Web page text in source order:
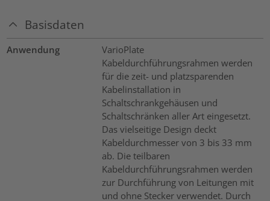
Basisdaten
Anwendung
VarioPlate
Kabeldurchführungsrahmen werden
für die zeit- und platzsparenden
Kabelinstallation in
Schaltschrankgehäusen und
Schaltschränken aller Art eingesetzt.
Das vielseitige Design deckt
Kabeldurchmesser von 3 bis 33 mm
ab. Die teilbaren
Kabeldurchführungsrahmen werden
zur Durchführung von Leitungen mit
und ohne Stecker verwendet. Durch